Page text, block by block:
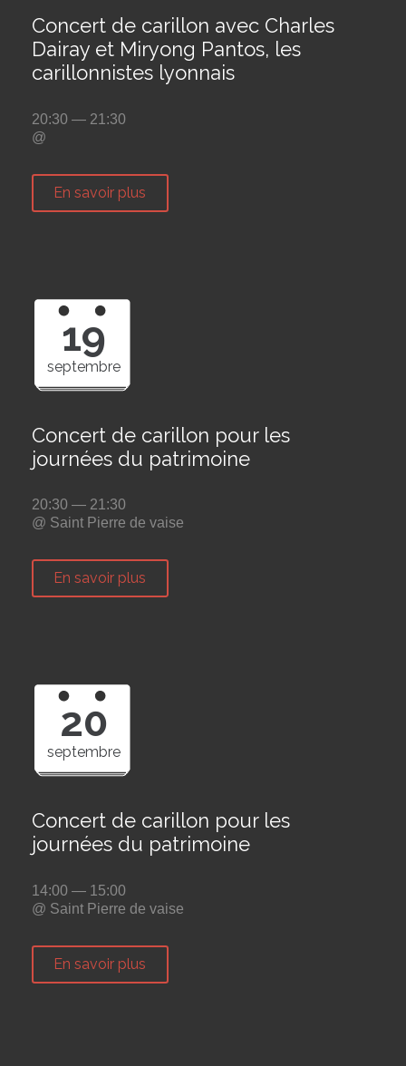
Concert de carillon avec Charles
Dairay et Miryong Pantos, les
carillonnistes lyonnais
20:30 — 21:30
@
En savoir plus
19
septembre
Concert de carillon pour les
journées du patrimoine
20:30 — 21:30
@ Saint Pierre de vaise
En savoir plus
20
septembre
Concert de carillon pour les
journées du patrimoine
14:00 — 15:00
@ Saint Pierre de vaise
En savoir plus